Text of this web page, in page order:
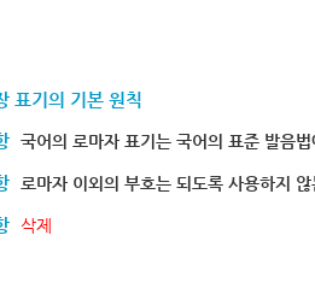
표기의 기본 원칙
국어의 로마자 표기는 국어의 표준 발음
로마자 이외의 부호는 되도록 사용하지 않
삭제